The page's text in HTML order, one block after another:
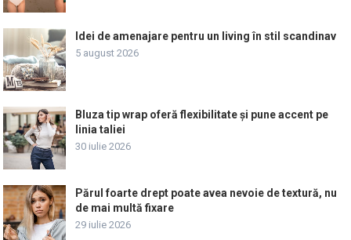
Idei de amenajare pentru un living în stil scandinav
5 august 2026
Bluza tip wrap oferă flexibilitate și pune accent pe
linia taliei
30 iulie 2026
Părul foarte drept poate avea nevoie de textură, nu
de mai multă fixare
29 iulie 2026